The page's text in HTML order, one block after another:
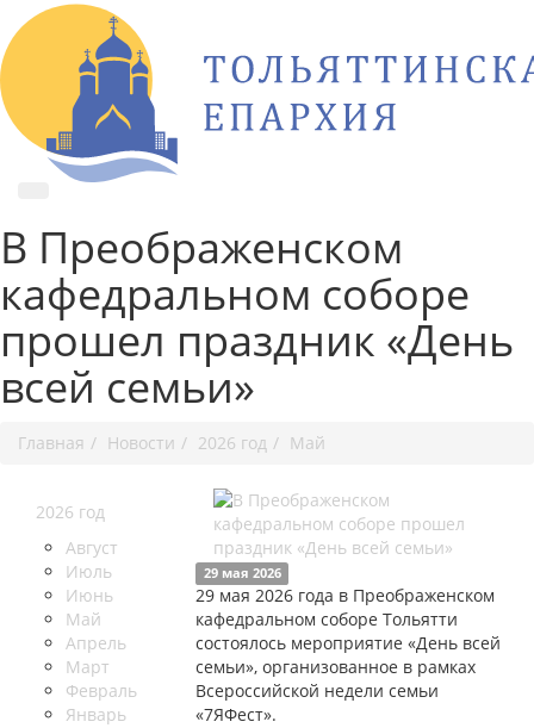
В Преображенском
кафедральном соборе
прошел праздник «День
всей семьи»
Главная Новости 2026 год Май
2026 год
Август
Июль
Июнь
Май
Апрель
Март
Февраль
Январь
29 мая 2026
29 мая 2026 года в Преображенском
кафедральном соборе Тольятти
состоялось мероприятие «День всей
семьи», организованное в рамках
Всероссийской недели семьи
«7ЯФест».